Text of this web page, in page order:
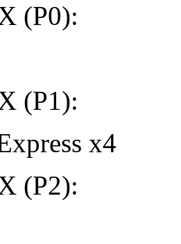
(P0):
(P1):
x4
(P2):